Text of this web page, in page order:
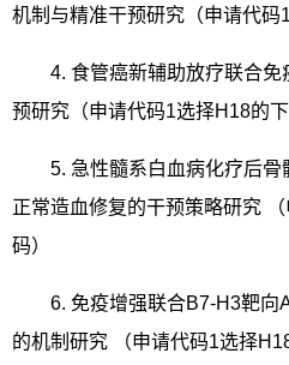
机制与精准干预研究（申请代码1
4. 食管癌新辅助放疗联合
预研究（申请代码1选择H18的
5. 急性髓系白血病化疗后
正常造血修复的干预策略研究
码）
6. 免疫增强联合B7-H3靶向
的机制研究 （申请代码1选择